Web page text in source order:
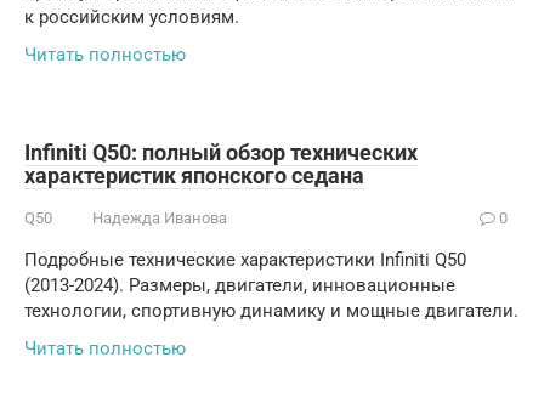
к российским условиям.
Читать полностью
Infiniti Q50: полный обзор технических
характеристик японского седана
Q50 Надежда Иванова 0
Подробные технические характеристики Infiniti Q50
(2013-2024). Размеры, двигатели, инновационные
технологии, спортивную динамику и мощные двигатели.
Читать полностью